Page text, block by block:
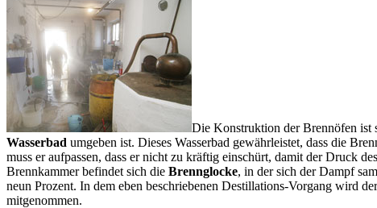
Die Konstruktion der Brennöfen ist
Wasserbad umgeben ist. Dieses Wasserbad gewährleistet, dass die
muss er aufpassen, dass er nicht zu kräftig einschürt, damit der Druck
Brennkammer befindet sich die Brennglocke, in der sich der Dampf
neun Prozent. In dem eben beschriebenen Destillations-Vorgang wird
mitgenommen.